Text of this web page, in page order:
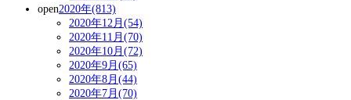
open2020年(813)
2020年12月(54)
2020年11月(70)
2020年10月(72)
2020年9月(65)
2020年8月(44)
2020年7月(70)